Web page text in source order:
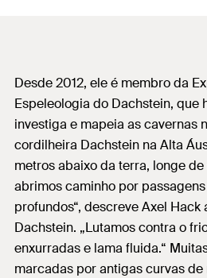
Desde 2012, ele é membro da
Espeleologia do Dachstein, que
investiga e mapeia as cavernas
cordilheira Dachstein na Alta
metros abaixo da terra, longe
abrimos caminho por
profundos“, descreve Axel Hack
Dachstein. „Lutamos contra o
enxurradas e lama fluida.“
marcadas por antigas curvas